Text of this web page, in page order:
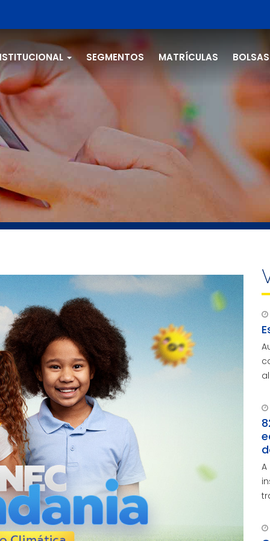
SEGMENTOS MATRÍCULAS BOLSAS